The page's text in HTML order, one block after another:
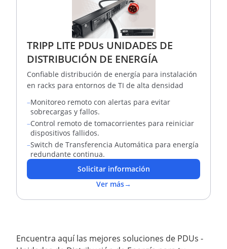
TRIPP LITE PDUs UNIDADES DE
DISTRIBUCIÓN DE ENERGÍA
Confiable distribución de energía para instalación
en racks para entornos de TI de alta densidad
–Monitoreo remoto con alertas para evitar
sobrecargas y fallos.
–Control remoto de tomacorrientes para reiniciar
dispositivos fallidos.
–Switch de Transferencia Automática para energía
redundante continua.
Solicitar información
Ver más→
Encuentra aquí las mejores soluciones de PDUs -